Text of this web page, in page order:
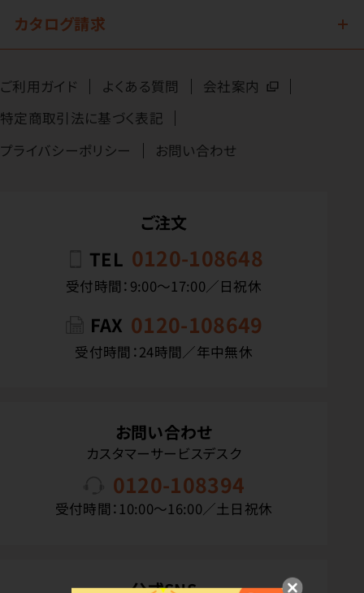
カタログ請求
ご利用ガイド よくある質問
会社案内
特定商取引法に基づく表記
プライバシーポリシー
お問い合わせ
ご注文
TEL 0120-108648
受付時間：9:00〜17:00／日祝休
FAX 0120-108649
受付時間：24時間／年中無休
お問い合わせ
カスタマーサービスデスク
0120-108394
受付時間：10:00〜16:00／土日祝休